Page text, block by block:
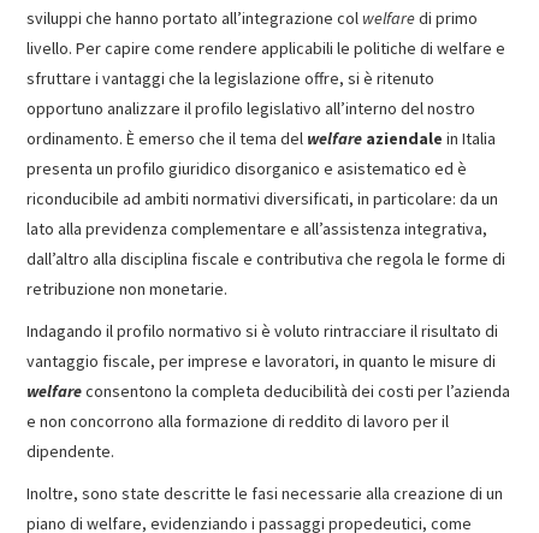
sviluppi che hanno portato all’integrazione col welfaredi primo
livello. Per capire come rendere applicabili le politiche di welfare e
sfruttare i vantaggi che la legislazione offre, si è ritenuto
opportuno analizzare il profilo legislativo all’interno del nostro
ordinamento. È emerso che il tema del welfare aziendale in Italia
presenta un profilo giuridico disorganico e asistematico ed è
riconducibile ad ambiti normativi diversificati, in particolare: da un
lato alla previdenza complementare e all’assistenza integrativa,
dall’altro alla disciplina fiscale e contributiva che regola le forme di
retribuzione non monetarie.
Indagando il profilo normativo si è voluto rintracciare il risultato di
vantaggio fiscale, per imprese e lavoratori, in quanto le misure di
welfareconsentono la completa deducibilità dei costi per l’azienda
e non concorrono alla formazione di reddito di lavoro per il
dipendente.
Inoltre, sono state descritte le fasi necessarie alla creazione di un
piano di welfare, evidenziando i passaggi propedeutici, come